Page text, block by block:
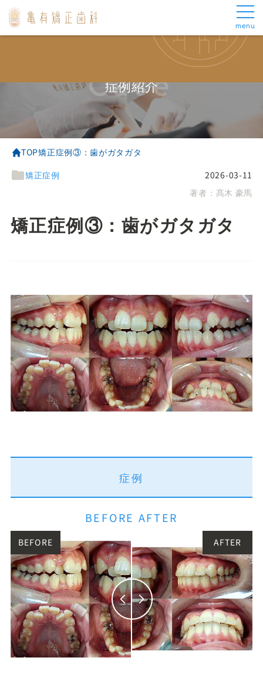
menu
メインメニュー
スタッフ紹介
お悩み別治療
審美歯科について
よくあるご質問
料金・お支払い
成人矯正
表側矯正
部分矯正
小児矯正
矯正中の治療について
出っ歯
受け口
すきっ歯
Eライン
ブログ
症例集
届出施設基準
症例紹介
Case
TOP矯正症例③：歯がガタガタ
矯正症例
2026-03-11
著者： 髙木 豪馬
矯正症例③：歯がガタガタ
症例
BEFORE AFTER